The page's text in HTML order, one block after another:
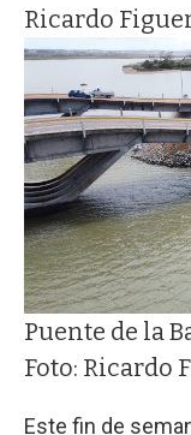
Ricardo
Puente de la
Foto: Ricardo
Este fin de